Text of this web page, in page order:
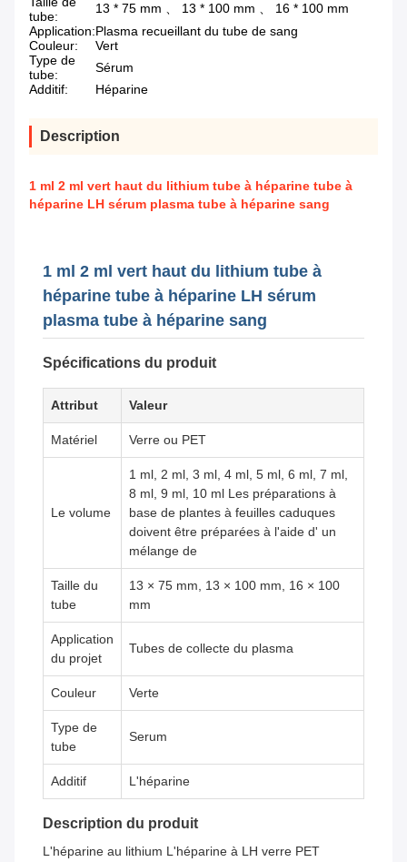
tube:
13 * 75 mm 、 13 * 100 mm 、 16 * 100 mm
Application:Plasma recueillant du tube de sang
Couleur:
Vert
Type de
tube:
Sérum
Additif:
Héparine
Description
1 ml 2 ml vert haut du lithium tube à héparine tube à
héparine LH sérum plasma tube à héparine sang
1 ml 2 ml vert haut du lithium tube à
héparine tube à héparine LH sérum
plasma tube à héparine sang
Spécifications du produit
Attribut Valeur
Matériel Verre ou PET
Le volume
1 ml, 2 ml, 3 ml, 4 ml, 5 ml, 6 ml, 7 ml,
8 ml, 9 ml, 10 ml Les préparations à
base de plantes à feuilles caduques
doivent être préparées à l'aide d' un
mélange de
Taille du
tube
13 × 75 mm, 13 × 100 mm, 16 × 100
mm
Application
du projet
Tubes de collecte du plasma
Couleur Verte
Type de
tube
Serum
Additif L'héparine
Description du produit
L'héparine au lithium L'héparine à LH verre PET